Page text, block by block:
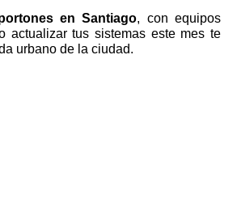
en Santiago, con equipos
actualizar tus sistemas este mes te
urbano de la ciudad.